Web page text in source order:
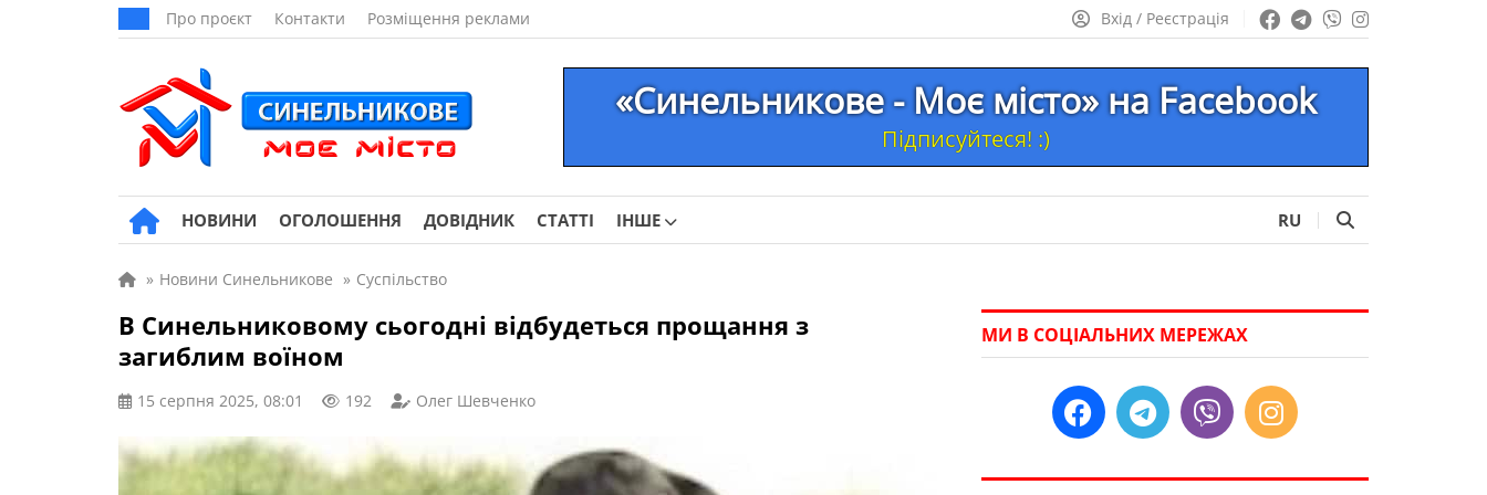
Про проєкт Контакти Розміщення реклами Вхід / Реєстрація
«Синельникове - Моє місто» на Facebook
Підписуйтеся! :)
НОВИНИ ОГОЛОШЕННЯ ДОВІДНИК СТАТТІ ІНШЕ RU
» Новини Синельникове » Суспільство
В Синельниковому сьогодні відбудеться прощання з
загиблим воїном
15 серпня 2025, 08:01 192 Олег Шевченко
МИ В СОЦІАЛЬНИХ МЕРЕЖАХ